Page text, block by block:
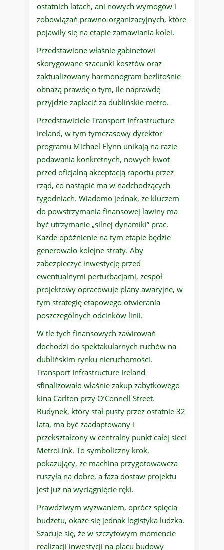
ostatnich latach, ani nowych wymogów i
zobowiązań prawno-organizacyjnych, które
pojawiły się na etapie zamawiania kolei.
Przedstawione właśnie gabinetowi
skorygowane szacunki kosztów oraz
zaktualizowany harmonogram bezlitośnie
obnażą prawdę o tym, ile naprawdę
przyjdzie zapłacić za dublińskie metro.
Przedstawiciele Transport Infrastructure
Ireland, w tym tymczasowy dyrektor
programu Michael Flynn unikają na razie
podawania konkretnych, nowych kwot
przed oficjalną akceptacją raportu przez
rząd, co nastąpić ma w nadchodzących
tygodniach. Wiadomo jednak, że kluczem
do powstrzymania finansowej lawiny ma
być utrzymanie „silnej dynamiki” prac.
Każde opóźnienie na tym etapie będzie
generowało kolejne straty. Aby
zabezpieczyć inwestycję przed
ewentualnymi perturbacjami, zespół
projektowy opracowuje plany awaryjne, w
tym strategię etapowego otwierania
poszczególnych odcinków linii.
W tle tych finansowych zawirowań
dochodzi do spektakularnych ruchów na
dublińskim rynku nieruchomości.
Transport Infrastructure Ireland
sfinalizowało właśnie zakup zabytkowego
kina Carlton przy O’Connell Street.
Budynek, który stał pusty przez ostatnie 32
lata, ma być zaadaptowany i
przekształcony w centralny punkt całej sieci
MetroLink. To symboliczny krok,
pokazujący, że machina przygotowawcza
ruszyła na dobre, a faza dostaw projektu
jest już na wyciągnięcie ręki.
Prawdziwym wyzwaniem, oprócz spięcia
budżetu, okaże się jednak logistyka ludzka.
Szacuje się, że w szczytowym momencie
realizacji inwestycji na placu budowy